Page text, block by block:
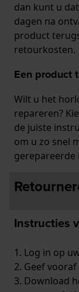
dan kunt u
dagen na
product
retourkosten.
Een product
Wilt u het
repareren?
de juiste
om u zo snel
gerepareerde
Instructies
1. Log in op
2. Geef
3. Download